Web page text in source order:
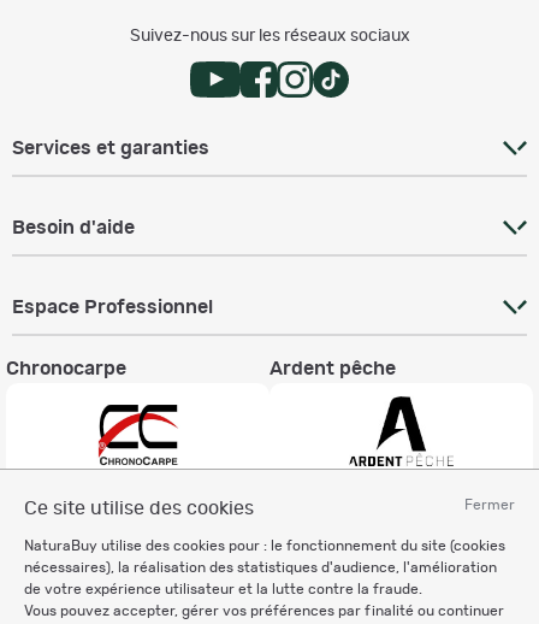
Fermer
Ce site utilise des cookies
NaturaBuy utilise des cookies pour : le fonctionnement du site (cookies
nécessaires), la réalisation des statistiques d'audience, l'amélioration
de votre expérience utilisateur et la lutte contre la fraude.
Vous pouvez accepter, gérer vos préférences par finalité ou continuer
Suivez-nous sur les réseaux sociaux
Services et garanties
Besoin d'aide
Espace Professionnel
Chronocarpe Ardent pêche
Charte éthique
Mentions légales
Règlement & Conditions d'utilisation